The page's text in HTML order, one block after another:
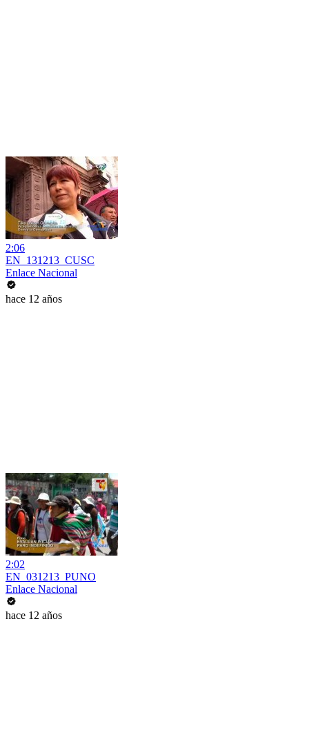
2:06
EN_131213_CUSC
Enlace Nacional
hace 12 años
2:02
EN_031213_PUNO
Enlace Nacional
hace 12 años